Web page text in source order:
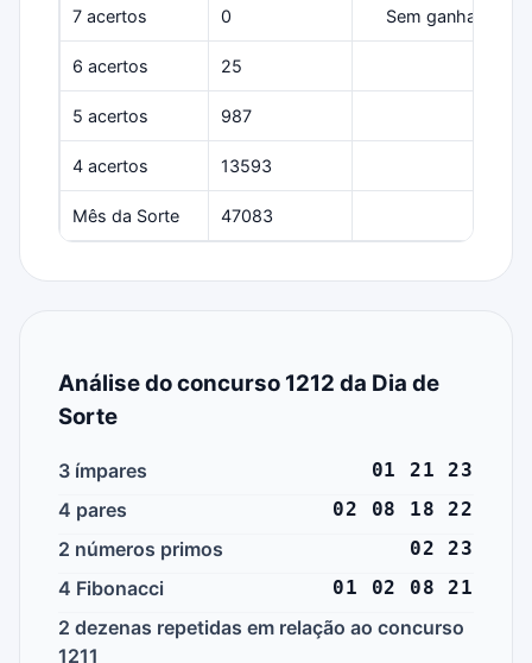
7 acertos 0 Sem ganhadores
6 acertos 25
5 acertos 987
4 acertos 13593
Mês da Sorte 47083
Análise do concurso 1212 da Dia de
Sorte
3 ímpares 01 21 23
4 pares 02 08 18 22
2 números primos 02 23
4 Fibonacci 01 02 08 21
2 dezenas repetidas em relação ao concurso
1211